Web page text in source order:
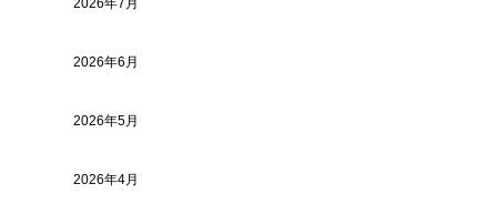
2026年7月
2026年6月
2026年5月
2026年4月